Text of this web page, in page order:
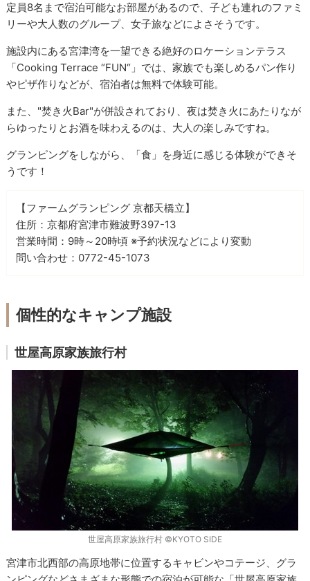
定員8名まで宿泊可能なお部屋があるので、子ども連れのファミ
リーや大人数のグループ、女子旅などによさそうです。
施設内にある宮津湾を一望できる絶好のロケーションテラス
「Cooking Terrace “FUN“」では、家族でも楽しめるパン作り
やピザ作りなどが、宿泊者は無料で体験可能。
また、"焚き火Bar"が併設されており、夜は焚き火にあたりなが
らゆったりとお酒を味わえるのは、大人の楽しみですね。
グランピングをしながら、「食」を身近に感じる体験ができそ
うです！
【ファームグランピング 京都天橋立】
住所：京都府宮津市難波野397-13
営業時間：9時～20時頃 ※予約状況などにより変動
問い合わせ：0772-45-1073
個性的なキャンプ施設
世屋高原家族旅行村
世屋高原家族旅行村 ©KYOTO SIDE
宮津市北西部の高原地帯に位置するキャビンやコテージ、グラ